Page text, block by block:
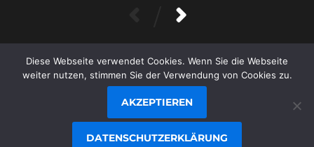
© 1996-2026STEFAN JUNGER/
JUNGER.NET
THEMA VONANDERS NORÉN
Diese Webseite verwendet Cookies. Wenn Sie die Webseite
weiter nutzen, stimmen Sie der Verwendung von Cookies zu.
AKZEPTIEREN
DATENSCHUTZERKLÄRUNG